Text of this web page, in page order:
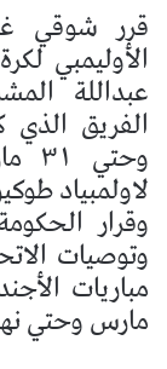
قرر شوقي
الأوليمبي
عبداللة
وقرار
وتوصيات
مارس وحتي